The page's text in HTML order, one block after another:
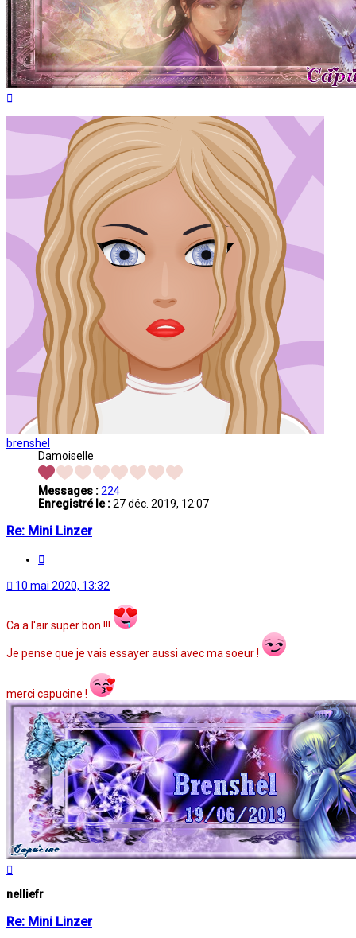
brenshel
Damoiselle
Messages :224
Enregistré le :27 déc. 2019, 12:07
Re: Mini Linzer
10 mai 2020, 13:32
Ca a l'air super bon !!!
Je pense que je vais essayer aussi avec ma soeur !
merci capucine !
nelliefr
Re: Mini Linzer